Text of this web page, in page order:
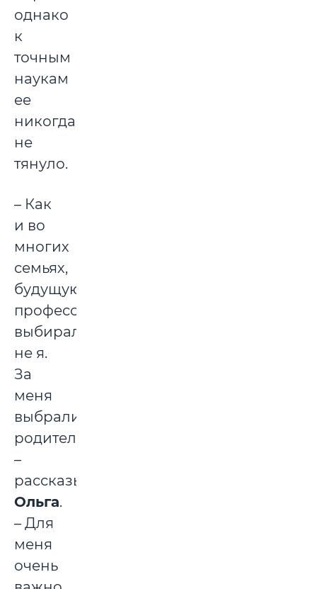
однако
к
точным
наукам
ее
никогда
не
тянуло.
– Как
и во
многих
семьях,
будущую
профессию
выбирала
не я.
За
меня
выбрали
родители,
–
рассказывает
Ольга.
– Для
меня
очень